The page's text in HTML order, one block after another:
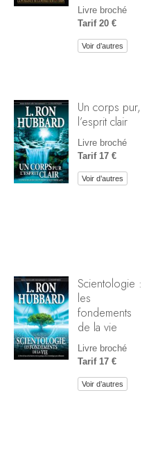
Livre broché
Tarif 20 €
Voir d’autres
Un corps pur,
l’esprit clair
Livre broché
Tarif 17 €
Voir d’autres
Scientologie :
les
fondements
de la vie
Livre broché
Tarif 17 €
Voir d’autres